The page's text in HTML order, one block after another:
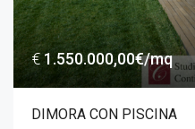
€1.550.000,00€/mq
DIMORA CON PISCINA